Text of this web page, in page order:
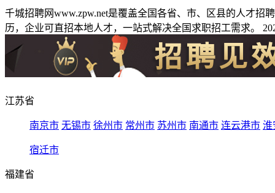
千城招聘网www.zpw.net是覆盖全国各省、市、区县的人才
历，企业可直招本地人才，一站式解决全国求职招工需求。
江苏省
南京市 无锡市 徐州市 常州市 苏州市 南通市 连云港市 淮
宿迁市
福建省